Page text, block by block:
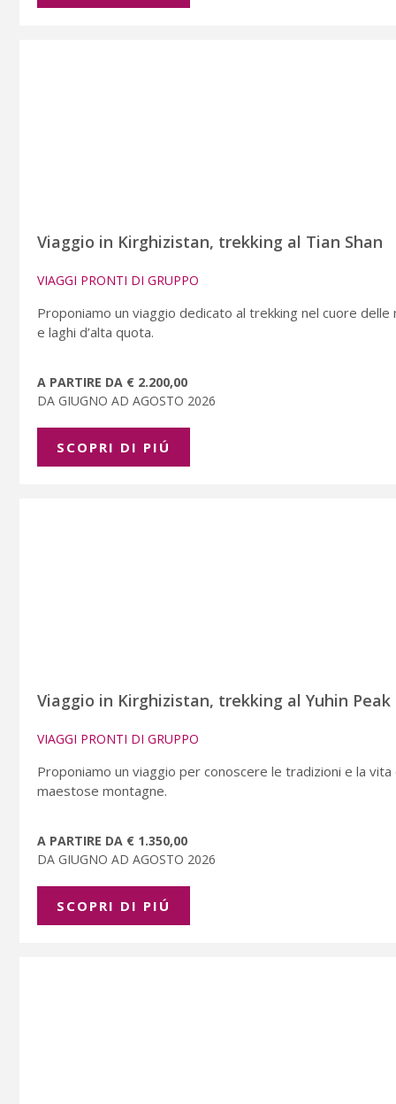
Viaggio in Kirghizistan, trekking al Tian Shan
VIAGGI PRONTI DI GRUPPO
Proponiamo un viaggio dedicato al trekking nel cuore
e laghi d’alta quota.
A PARTIRE DA € 2.200,00
DA GIUGNO AD AGOSTO 2026
SCOPRI DI PIÚ
Viaggio in Kirghizistan, trekking al Yuhin Peak
VIAGGI PRONTI DI GRUPPO
Proponiamo un viaggio per conoscere le tradizioni e la
maestose montagne.
A PARTIRE DA € 1.350,00
DA GIUGNO AD AGOSTO 2026
SCOPRI DI PIÚ